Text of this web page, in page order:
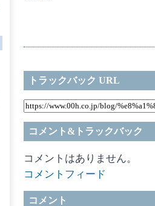
トラックバック URL
コメント&トラックバック
コメントはありません。
コメントフィード
コメント